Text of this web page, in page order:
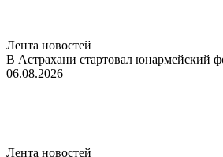
Лента новостей
В Астрахани стартовал юнармейский
06.08.2026
Лента новостей